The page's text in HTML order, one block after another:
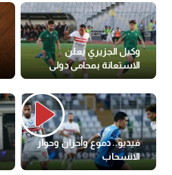
وكيل الجزيري يعلن
الاستعانة بمحامي دولي
ضد الزمالك (فيديو)
فيديو.. دموع وأحزان وحوار
الانسحاب